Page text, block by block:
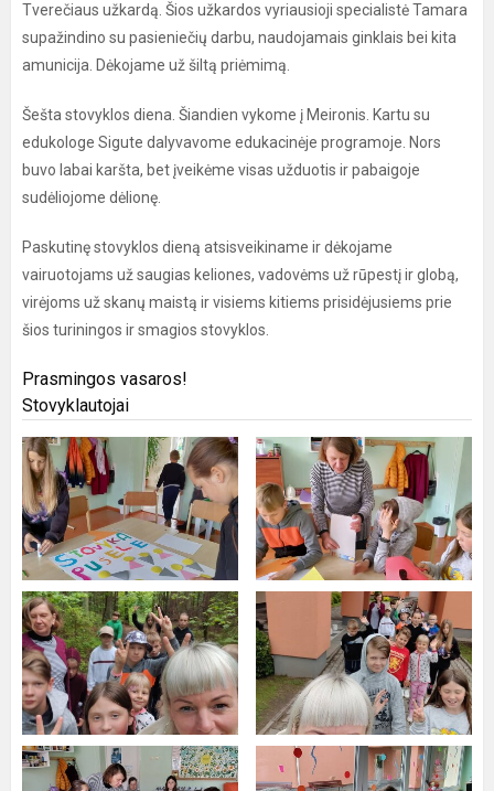
Tverečiaus užkardą. Šios užkardos vyriausioji specialistė Tamara
supažindino su pasieniečių darbu, naudojamais ginklais bei kita
amunicija. Dėkojame už šiltą priėmimą.
Šešta stovyklos diena. Šiandien vykome į Meironis. Kartu su
edukologe Sigute dalyvavome edukacinėje programoje. Nors
buvo labai karšta, bet įveikėme visas užduotis ir pabaigoje
sudėliojome dėlionę.
Paskutinę stovyklos dieną atsisveikiname ir dėkojame
vairuotojams už saugias keliones, vadovėms už rūpestį ir globą,
virėjoms už skanų maistą ir visiems kitiems prisidėjusiems prie
šios turiningos ir smagios stovyklos.
Prasmingos vasaros!
Stovyklautojai